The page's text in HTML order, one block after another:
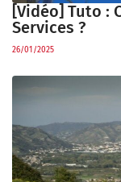
[Vidéo] Tuto :
Services ?
26/01/2025